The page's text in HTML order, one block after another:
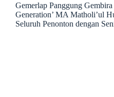
Gemerlap Panggung Gembira
Generation’ MA Matholi’ul
Seluruh Penonton dengan